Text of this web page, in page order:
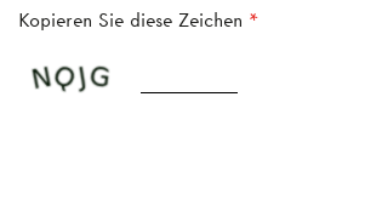
Kopieren Sie diese Zeichen